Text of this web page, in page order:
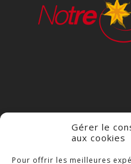
Gérer le
aux cookies
Pour offrir les meilleures
COLLÈGE NOTRE DAME